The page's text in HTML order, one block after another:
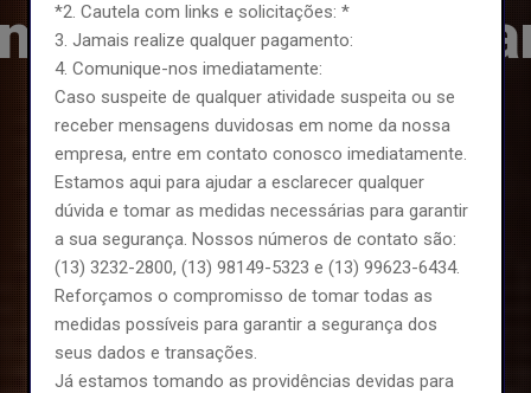
*2. Cautela com links e solicitações: *
3. Jamais realize qualquer pagamento:
4. Comunique-nos imediatamente:
Caso suspeite de qualquer atividade suspeita ou se
receber mensagens duvidosas em nome da nossa
empresa, entre em contato conosco imediatamente.
Estamos aqui para ajudar a esclarecer qualquer
dúvida e tomar as medidas necessárias para garantir
a sua segurança. Nossos números de contato são:
(13) 3232-2800, (13) 98149-5323 e (13) 99623-6434.
Reforçamos o compromisso de tomar todas as
medidas possíveis para garantir a segurança dos
seus dados e transações.
Já estamos tomando as providências devidas para